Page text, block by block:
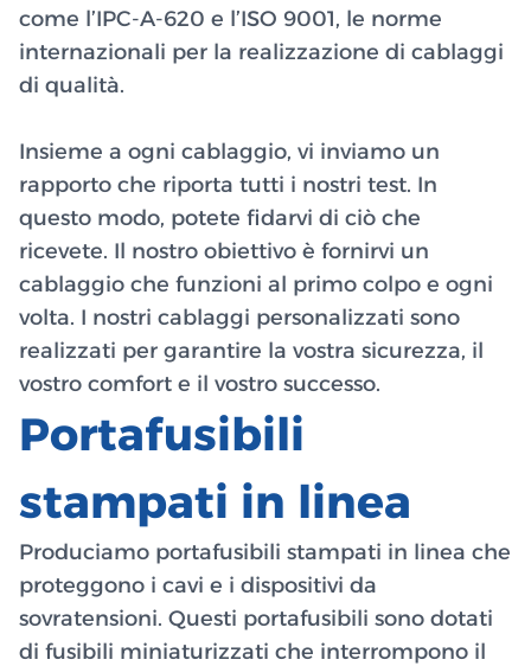
come l’IPC-A-620 e l’ISO 9001, le norme
internazionali per la realizzazione di cablaggi
di qualità.
Insieme a ogni cablaggio, vi inviamo un
rapporto che riporta tutti i nostri test. In
questo modo, potete fidarvi di ciò che
ricevete. Il nostro obiettivo è fornirvi un
cablaggio che funzioni al primo colpo e ogni
volta. I nostri cablaggi personalizzati sono
realizzati per garantire la vostra sicurezza, il
vostro comfort e il vostro successo.
Portafusibili
stampati in linea
Produciamo portafusibili stampati in linea che
proteggono i cavi e i dispositivi da
sovratensioni. Questi portafusibili sono dotati
di fusibili miniaturizzati che interrompono il